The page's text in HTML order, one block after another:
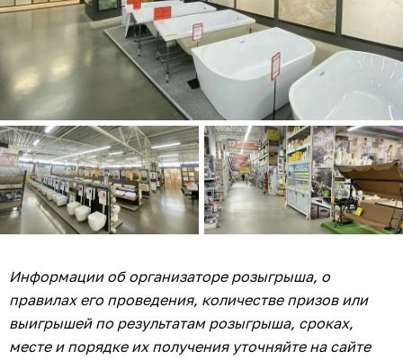
Информации об организаторе розыгрыша, о
правилах его проведения, количестве призов или
выигрышей по результатам розыгрыша, сроках,
месте и порядке их получения уточняйте на сайте